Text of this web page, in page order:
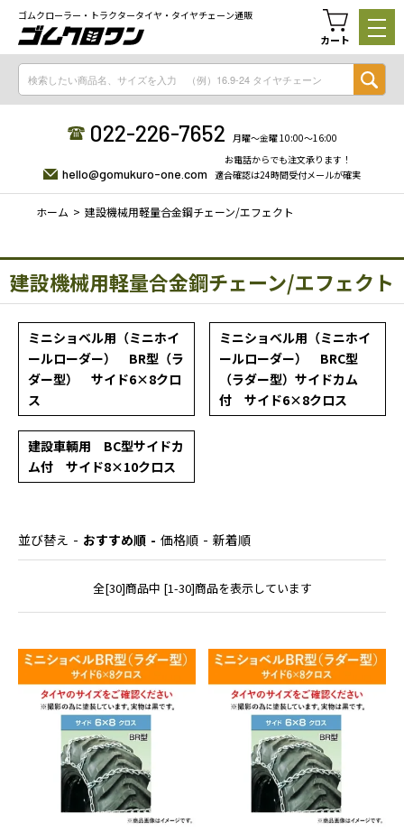
ゴムクローラー・トラクタータイヤ・タイヤチェーン通販
カート
022-226-7652 月曜〜金曜 10:00〜16:00
hello@gomukuro-one.com
お電話からでも注文承ります！
適合確認は24時間受付メールが確実
ホーム 建設機械用軽量合金鋼チェーン/エフェクト
建設機械用軽量合金鋼チェーン/エフェクト
ミニショベル用（ミニホイ
ールローダー） BR型（ラ
ダー型） サイド6×8クロ
ス
ミニショベル用（ミニホイ
ールローダー） BRC型
（ラダー型）サイドカム
付 サイド6×8クロス
建設車輌用 BC型サイドカ
ム付 サイド8×10クロス
並び替え おすすめ順 価格順 新着順
全[30]商品中 [1-30]商品を表示しています